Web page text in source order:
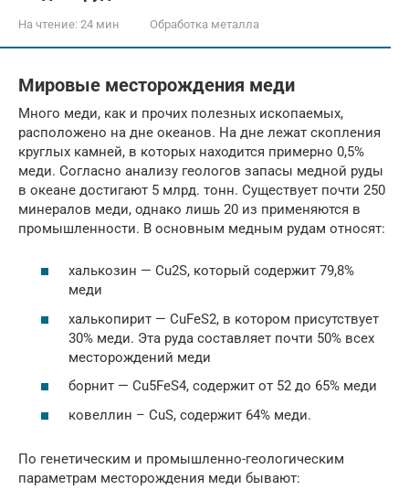
На чтение: 24 мин Обработка металла
Мировые месторождения меди
Много меди, как и прочих полезных ископаемых,
расположено на дне океанов. На дне лежат скопления
круглых камней, в которых находится примерно 0,5%
меди. Согласно анализу геологов запасы медной руды
в океане достигают 5 млрд. тонн. Существует почти 250
минералов меди, однако лишь 20 из применяются в
промышленности. В основным медным рудам относят:
халькозин — Cu2S, который содержит 79,8%
меди
халькопирит — CuFeS2, в котором присутствует
30% меди. Эта руда составляет почти 50% всех
месторождений меди
борнит — Cu5FeS4, содержит от 52 до 65% меди
ковеллин – CuS, содержит 64% меди.
По генетическим и промышленно-геологическим
параметрам месторождения меди бывают: